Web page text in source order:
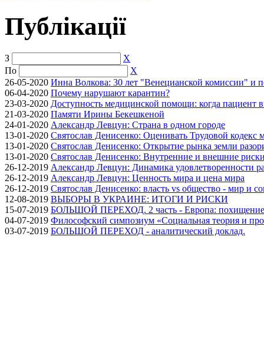
Публікації
З
X
По
X
26-05-2020 Инна Волкова: 30 лет "Венецианской комиссии" и
06-04-2020 Почему нарушают карантин?
23-03-2020 Доступность медицинской помощи: когда пациент
21-03-2020 Памяти Ирины Бекешкеной
24-01-2020 Александр Левцун: Страна в одном городе
13-01-2020 Святослав Денисенко: Оценивать Трудовой кодекс
13-01-2020 Святослав Денисенко: Открытие рынка земли
13-01-2020 Святослав Денисенко: Внутренние и внешние
26-12-2019 Александр Левцун: Динамика удовлетворенности
26-12-2019 Александр Левцун: Ценность мира и цена мира
26-12-2019 Святослав Денисенко: власть vs общество - мир и
12-08-2019 ВЫБОРЫ В УКРАИНЕ: ИТОГИ И РИСКИ
15-07-2019 БОЛЬШОЙ ПЕРЕХОД. 2 часть - Европа: похищение
04-07-2019 Философский симпозиум «Социальная теория и
03-07-2019 БОЛЬШОЙ ПЕРЕХОД - аналитический доклад.